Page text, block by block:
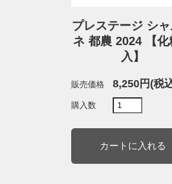
プレステージ シ
ネ 都農 2024 【化
入】
販売価格 8,250円(税
購入数